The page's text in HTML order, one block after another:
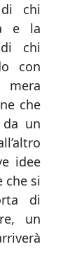
di chi
e la
di chi
con
che
un
idee
che si
di
un